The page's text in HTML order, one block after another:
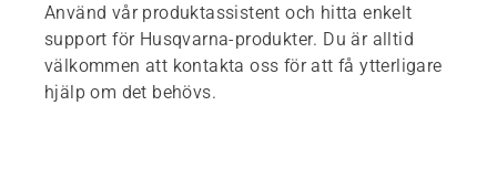
Använd vår produktassistent och hitta enkelt
support för Husqvarna-produkter. Du är alltid
välkommen att kontakta oss för att få ytterligare
hjälp om det behövs.